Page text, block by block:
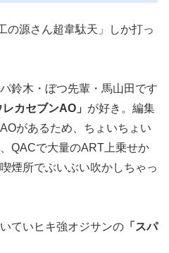
の源さん超韋駄天」しか打っ
鈴木・ぼつ先輩・馬山田です
カセブンAO」 が好き。編集
があるため、ちょいちょい
QACで大量のART上乗せか
煙所でぶいぶい吹かしちゃっ
ていヒキ強オジサンの 「スパ